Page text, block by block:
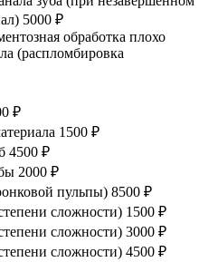
5000 ₽
обработка плохо
(распломбировка
₽
1500 ₽
4500 ₽
2000 ₽
пульпы) 8500 ₽
сложности) 1500 ₽
сложности) 3000 ₽
сложности) 4500 ₽